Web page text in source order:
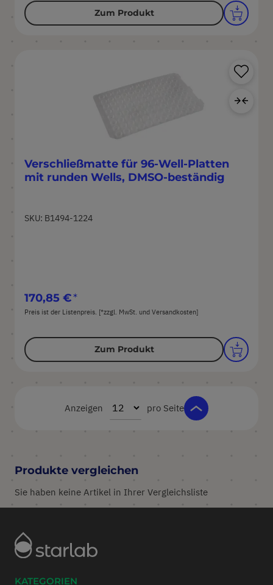
Zum Produkt
Verschließmatte für 96-Well-Platten
mit runden Wells, DMSO-beständig
SKU: B1494-1224
170,85 €
Preis ist der Listenpreis. [*zzgl. MwSt. und Versandkosten]
Zum Produkt
Anzeigen pro Seite
Produkte vergleichen
Sie haben keine Artikel in Ihrer Vergleichsliste
KATEGORIEN